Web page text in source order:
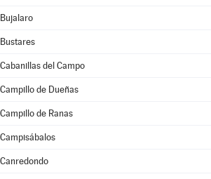
Bujalaro
Bustares
Cabanillas del Campo
Campillo de Dueñas
Campillo de Ranas
Campisábalos
Canredondo